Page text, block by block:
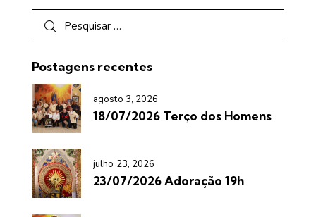
Postagens recentes
agosto 3, 2026
18/07/2026 Terço dos Homens
julho 23, 2026
23/07/2026 Adoração 19h